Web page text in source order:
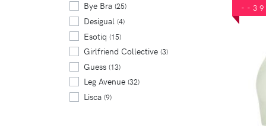
--
Bye Bra (25)
Desigual (4)
Esotiq (15)
Girlfriend Collective (3)
Guess (13)
Leg Avenue (32)
Lisca (9)